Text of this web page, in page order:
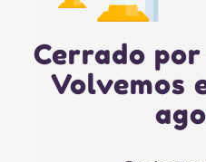
Cerrado
Volvemos